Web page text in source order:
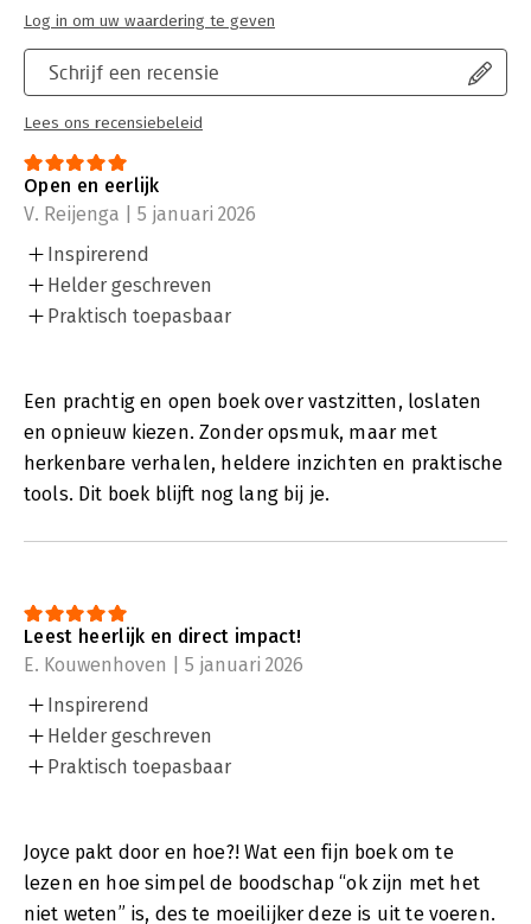
Schrijf een recensie
Lees ons recensiebeleid
Log in om uw waardering te geven
Open en eerlijk
V. Reijenga | 5 januari 2026
Inspirerend
Helder geschreven
Praktisch toepasbaar
Een prachtig en open boek over vastzitten, loslaten
en opnieuw kiezen. Zonder opsmuk, maar met
herkenbare verhalen, heldere inzichten en praktische
tools. Dit boek blijft nog lang bij je.
Leest heerlijk en direct impact!
E. Kouwenhoven | 5 januari 2026
Inspirerend
Helder geschreven
Praktisch toepasbaar
Joyce pakt door en hoe?! Wat een fijn boek om te
lezen en hoe simpel de boodschap “ok zijn met het
niet weten” is, des te moeilijker deze is uit te voeren.